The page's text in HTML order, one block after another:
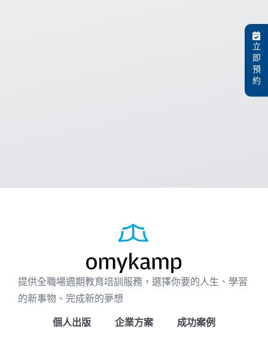
提供全職場週期教育培訓服務，選擇你要的人生、學習
的新事物、完成新的夢想
個人出版
企業方案 成功案例
立
即
預
約